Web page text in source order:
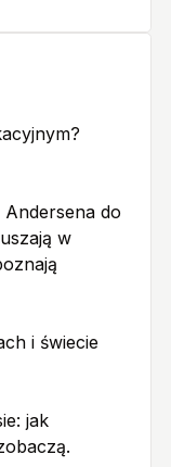
Andersena do
w
i świecie
jak